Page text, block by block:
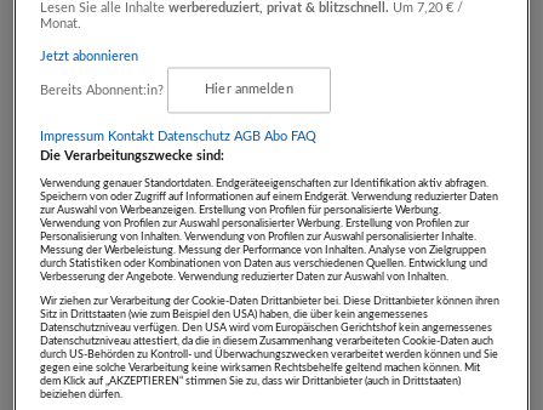
Gebotsstand:
€ 95,00
- Artikel endet in -
TAG STD MIN SEK
Auktion beendet
Lesen Sie alle Inhaltewerbereduziert, privat & blitzschnell. Um 7,20 € /
Monat.
Jetzt abonnieren
Bereits Abonnent:in? Hier anmelden
Impressum Kontakt Datenschutz AGB Abo FAQ
Die Verarbeitungszwecke sind:
Verwendung genauer Standortdaten. Endgeräteeigenschaften zur Identifikation aktiv abfragen.
Speichern von oder Zugriff auf Informationen auf einem Endgerät. Verwendung reduzierter Daten
zur Auswahl von Werbeanzeigen. Erstellung von Profilen für personalisierte Werbung.
Verwendung von Profilen zur Auswahl personalisierter Werbung. Erstellung von Profilen zur
Personalisierung von Inhalten. Verwendung von Profilen zur Auswahl personalisierter Inhalte.
Messung der Werbeleistung. Messung der Performance von Inhalten. Analyse von Zielgruppen
durch Statistiken oder Kombinationen von Daten aus verschiedenen Quellen. Entwicklung und
Verbesserung der Angebote. Verwendung reduzierter Daten zur Auswahl von Inhalten.
Wir ziehen zur Verarbeitung der Cookie-Daten Drittanbieter bei. Diese Drittanbieter können ihren
Sitz in Drittstaaten (wie zum Beispiel den USA) haben, die über kein angemessenes
Datenschutzniveau verfügen. Den USA wird vom Europäischen Gerichtshof kein angemessenes
Datenschutzniveau attestiert, da die in diesem Zusammenhang verarbeiteten Cookie-Daten auch
durch US-Behörden zu Kontroll- und Überwachungszwecken verarbeitet werden können und Sie
gegen eine solche Verarbeitung keine wirksamen Rechtsbehelfe geltend machen können. Mit
dem Klick auf „AKZEPTIEREN“ stimmen Sie zu, dass wir Drittanbieter (auch in Drittstaaten)
beiziehen dürfen.